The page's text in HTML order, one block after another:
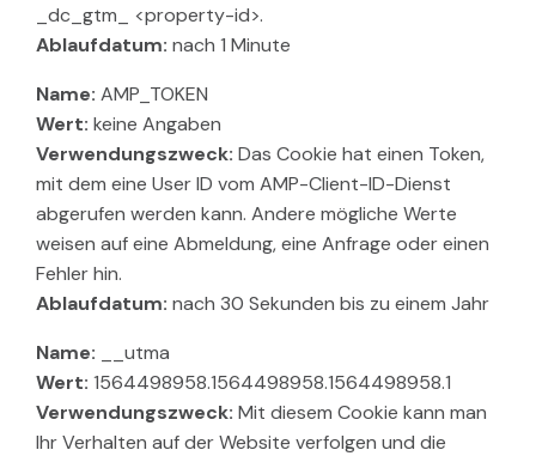
_dc_gtm_ <property-id>.
Ablaufdatum: nach 1 Minute
Name: AMP_TOKEN
Wert: keine Angaben
Verwendungszweck: Das Cookie hat einen Token,
mit dem eine User ID vom AMP-Client-ID-Dienst
abgerufen werden kann. Andere mögliche Werte
weisen auf eine Abmeldung, eine Anfrage oder einen
Fehler hin.
Ablaufdatum: nach 30 Sekunden bis zu einem Jahr
Name: __utma
Wert: 1564498958.1564498958.1564498958.1
Verwendungszweck: Mit diesem Cookie kann man
Ihr Verhalten auf der Website verfolgen und die